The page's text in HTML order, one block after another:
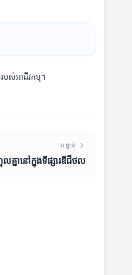
បស់អាជីវកម្ម។
បន្ទាប់
គ្នានៅក្នុងទីផ្សារឌីជីថល